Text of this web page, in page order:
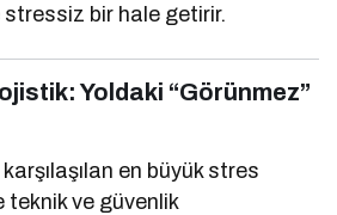
stressiz bir hale getirir.
Yoldaki “Görünmez”
en büyük stres
ve güvenlik